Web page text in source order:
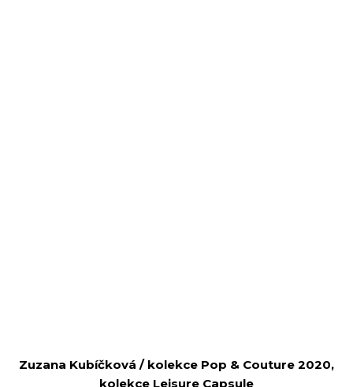
Zuzana Kubíčková / kolekce Pop & Couture 2020,
kolekce Leisure Capsule